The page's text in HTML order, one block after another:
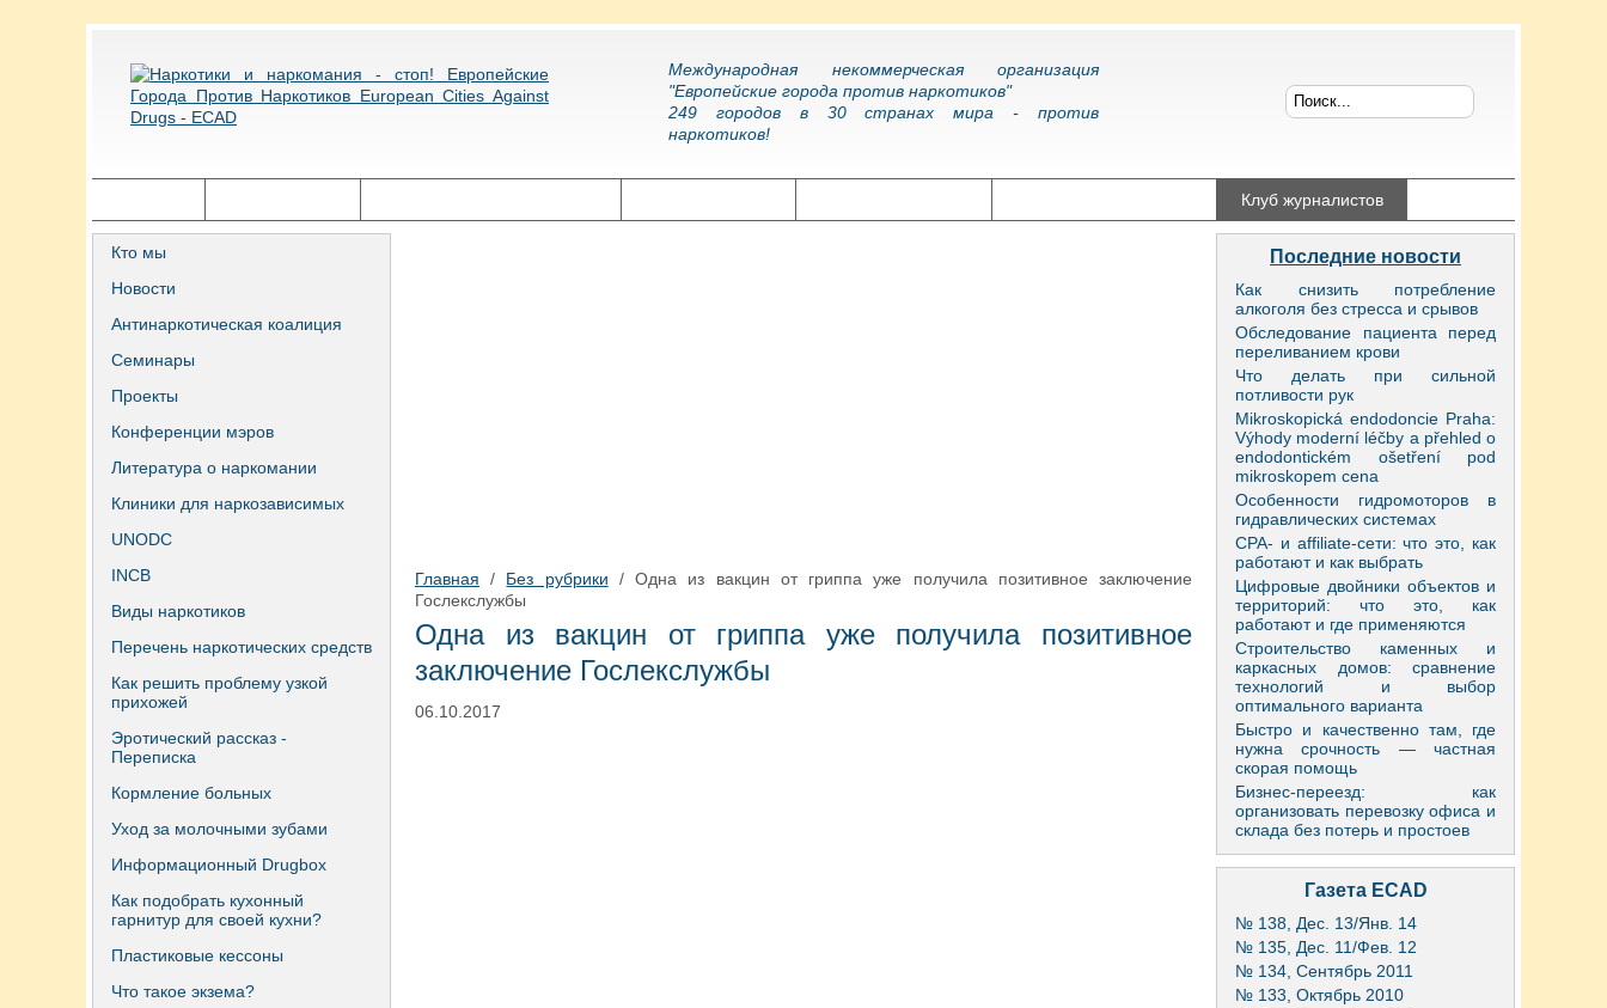
Международная некоммерческая организация
"Европейские города против наркотиков"
249 городов в 30 странах мира - против
наркотиков!
Клуб журналистов
Кто мы
Новости
Антинаркотическая коалиция
Семинары
Проекты
Конференции мэров
Литература о наркомании
Клиники для наркозависимых
UNODC
INCB
Виды наркотиков
Перечень наркотических средств
Как решить проблему узкой
прихожей
Эротический рассказ -
Переписка
Кормление больных
Уход за молочными зубами
Информационный Drugbox
Как подобрать кухонный
гарнитур для своей кухни?
Пластиковые кессоны
Что такое экзема?
Главная / Без рубрики /Одна из вакцин от гриппа уже получила позитивное заключение
Гослекслужбы
Одна из вакцин от гриппа уже получила позитивное
заключение Гослекслужбы
06.10.2017
Последние новости
Как снизить потребление
алкоголя без стресса и срывов
Обследование пациента перед
переливанием крови
Что делать при сильной
потливости рук
Mikroskopická endodoncie Praha:
Výhody moderní léčby a přehled o
endodontickém ošetření pod
mikroskopem cena
Особенности гидромоторов в
гидравлических системах
CPA- и affiliate-сети: что это, как
работают и как выбрать
Цифровые двойники объектов и
территорий: что это, как
работают и где применяются
Строительство каменных и
каркасных домов: сравнение
технологий и выбор
оптимального варианта
Быстро и качественно там, где
нужна срочность — частная
скорая помощь
Бизнес-переезд: как
организовать перевозку офиса и
склада без потерь и простоев
Газета ECAD
№ 138, Дес. 13/Янв. 14
№ 135, Дес. 11/Фев. 12
№ 134, Сентябрь 2011
№ 133, Октябрь 2010